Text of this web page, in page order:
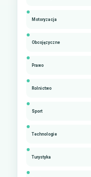
Motoryzacja
Obcojęzyczne
Prawo
Rolnictwo
Sport
Technologie
Turystyka